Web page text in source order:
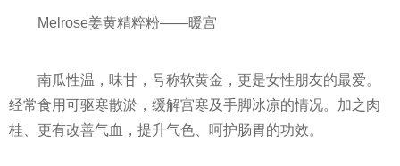
Melrose姜黄精粹粉——暖宫
南瓜性温，味甘，号称软黄金，更是女性朋友的最爱。
经常食用可驱寒散淤，缓解宫寒及手脚冰凉的情况。加之肉
桂、更有改善气血，提升气色、呵护肠胃的功效。